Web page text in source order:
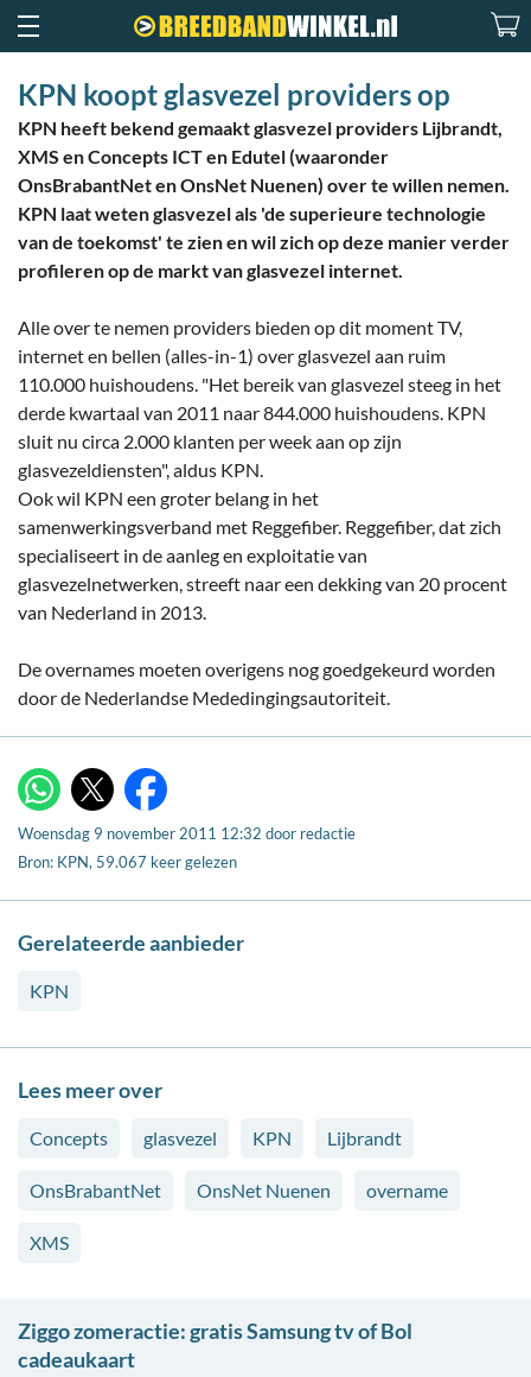
KPN koopt glasvezel providers op
KPN heeft bekend gemaakt glasvezel providers Lijbrandt,
XMS en Concepts ICT en Edutel (waaronder
OnsBrabantNet en OnsNet Nuenen) over te willen nemen.
KPN laat weten glasvezel als 'de superieure technologie
van de toekomst' te zien en wil zich op deze manier verder
profileren op de markt van glasvezel internet.
Alle over te nemen providers bieden op dit moment TV,
internet en bellen (alles-in-1) over glasvezel aan ruim
110.000 huishoudens. "Het bereik van glasvezel steeg in het
derde kwartaal van 2011 naar 844.000 huishoudens. KPN
sluit nu circa 2.000 klanten per week aan op zijn
glasvezeldiensten", aldus KPN.
Ook wil KPN een groter belang in het
samenwerkingsverband met Reggefiber. Reggefiber, dat zich
specialiseert in de aanleg en exploitatie van
glasvezelnetwerken, streeft naar een dekking van 20 procent
van Nederland in 2013.
De overnames moeten overigens nog goedgekeurd worden
door de Nederlandse Mededingingsautoriteit.
WhatsApp Facebook
Woensdag 9 november 2011 12:32 door redactie
Bron: KPN, 59.067 keer gelezen
Gerelateerde aanbieder
KPN
Lees meer over
Concepts glasvezel KPN Lijbrandt
OnsBrabantNet OnsNet Nuenen overname
XMS
Ziggo zomeractie: gratis Samsung tv of Bol
cadeaukaart